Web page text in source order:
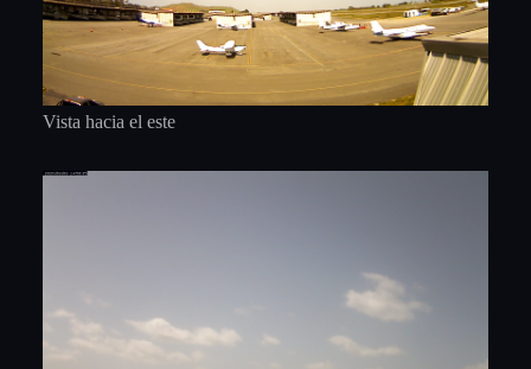
Vista hacia el este